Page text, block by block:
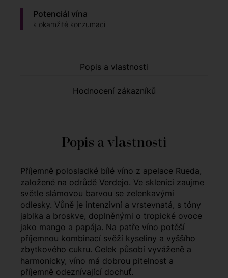
Potenciál vína
k okamžité konzumaci
Popis a vlastnosti
Hodnocení zákazníků
Popis a vlastnosti
Příjemně polosladké bílé víno z apelace Rueda,
založené na odrůdě Verdejo. Ve sklenici zaujme
světle slámovou barvou se zelenkavými
odlesky. Vůně je intenzivní a vrstevnatá, s tóny
jablka a broskve, doplněnými o tropické ovoce
jako mango a papája. Na patře víno potěší
příjemnou kombinací svěží kyseliny a vyššího
zbytkového cukru. Celek působí vyváženě a
harmonicky, víno má dobrou pitelnost a
příjemně odeznívající dochuť.